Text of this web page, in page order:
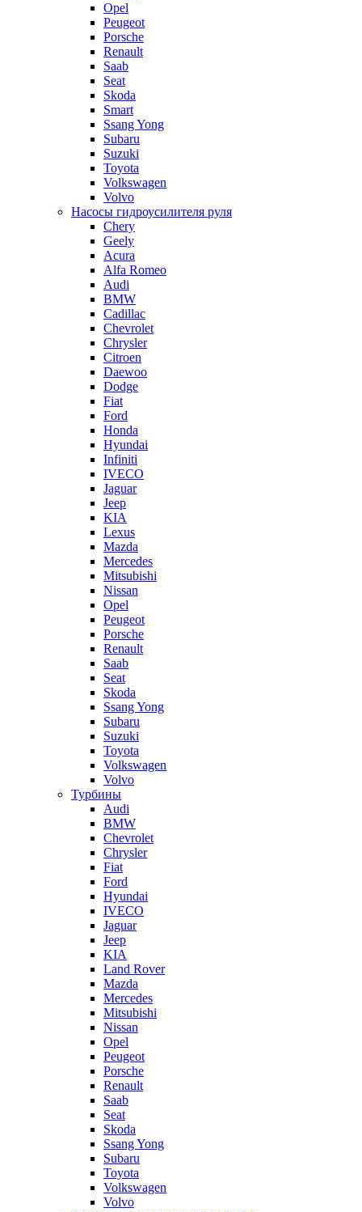
Opel
Peugeot
Porsche
Renault
Saab
Seat
Skoda
Smart
Ssang Yong
Subaru
Suzuki
Toyota
Volkswagen
Volvo
Насосы гидроусилителя руля
Chery
Geely
Acura
Alfa Romeo
Audi
BMW
Cadillac
Chevrolet
Chrysler
Citroen
Daewoo
Dodge
Fiat
Ford
Honda
Hyundai
Infiniti
IVECO
Jaguar
Jeep
KIA
Lexus
Mazda
Mercedes
Mitsubishi
Nissan
Opel
Peugeot
Porsche
Renault
Saab
Seat
Skoda
Ssang Yong
Subaru
Suzuki
Toyota
Volkswagen
Volvo
Турбины
Audi
BMW
Chevrolet
Chrysler
Fiat
Ford
Hyundai
IVECO
Jaguar
Jeep
KIA
Land Rover
Mazda
Mercedes
Mitsubishi
Nissan
Opel
Peugeot
Porsche
Renault
Saab
Seat
Skoda
Ssang Yong
Subaru
Toyota
Volkswagen
Volvo